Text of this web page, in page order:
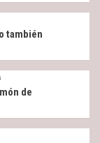
también
de